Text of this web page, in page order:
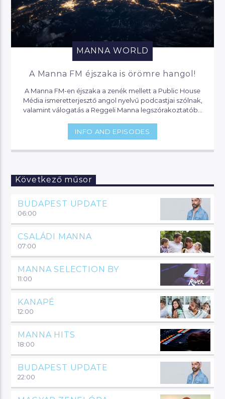
MANNA WORLD
A Manna FM éjszaka is örömre hangol!
A Manna FM-en éjszaka a zenék mellett a Public House
Média ismeretterjesztő angol nyelvű podcastjai szólnak,
valamint válogatás a Reggeli Manna legszórakoztatóbb
INFO AND EPISODES
Következő műsor
BUDAPEST UPDATE
06:00
CSALÁDI MANNA
07:00
MANNA SELECTION BY
11:00
KANAPÉ
12:00
MANNA HITS
18:00
BUDAPEST UPDATE
22:00